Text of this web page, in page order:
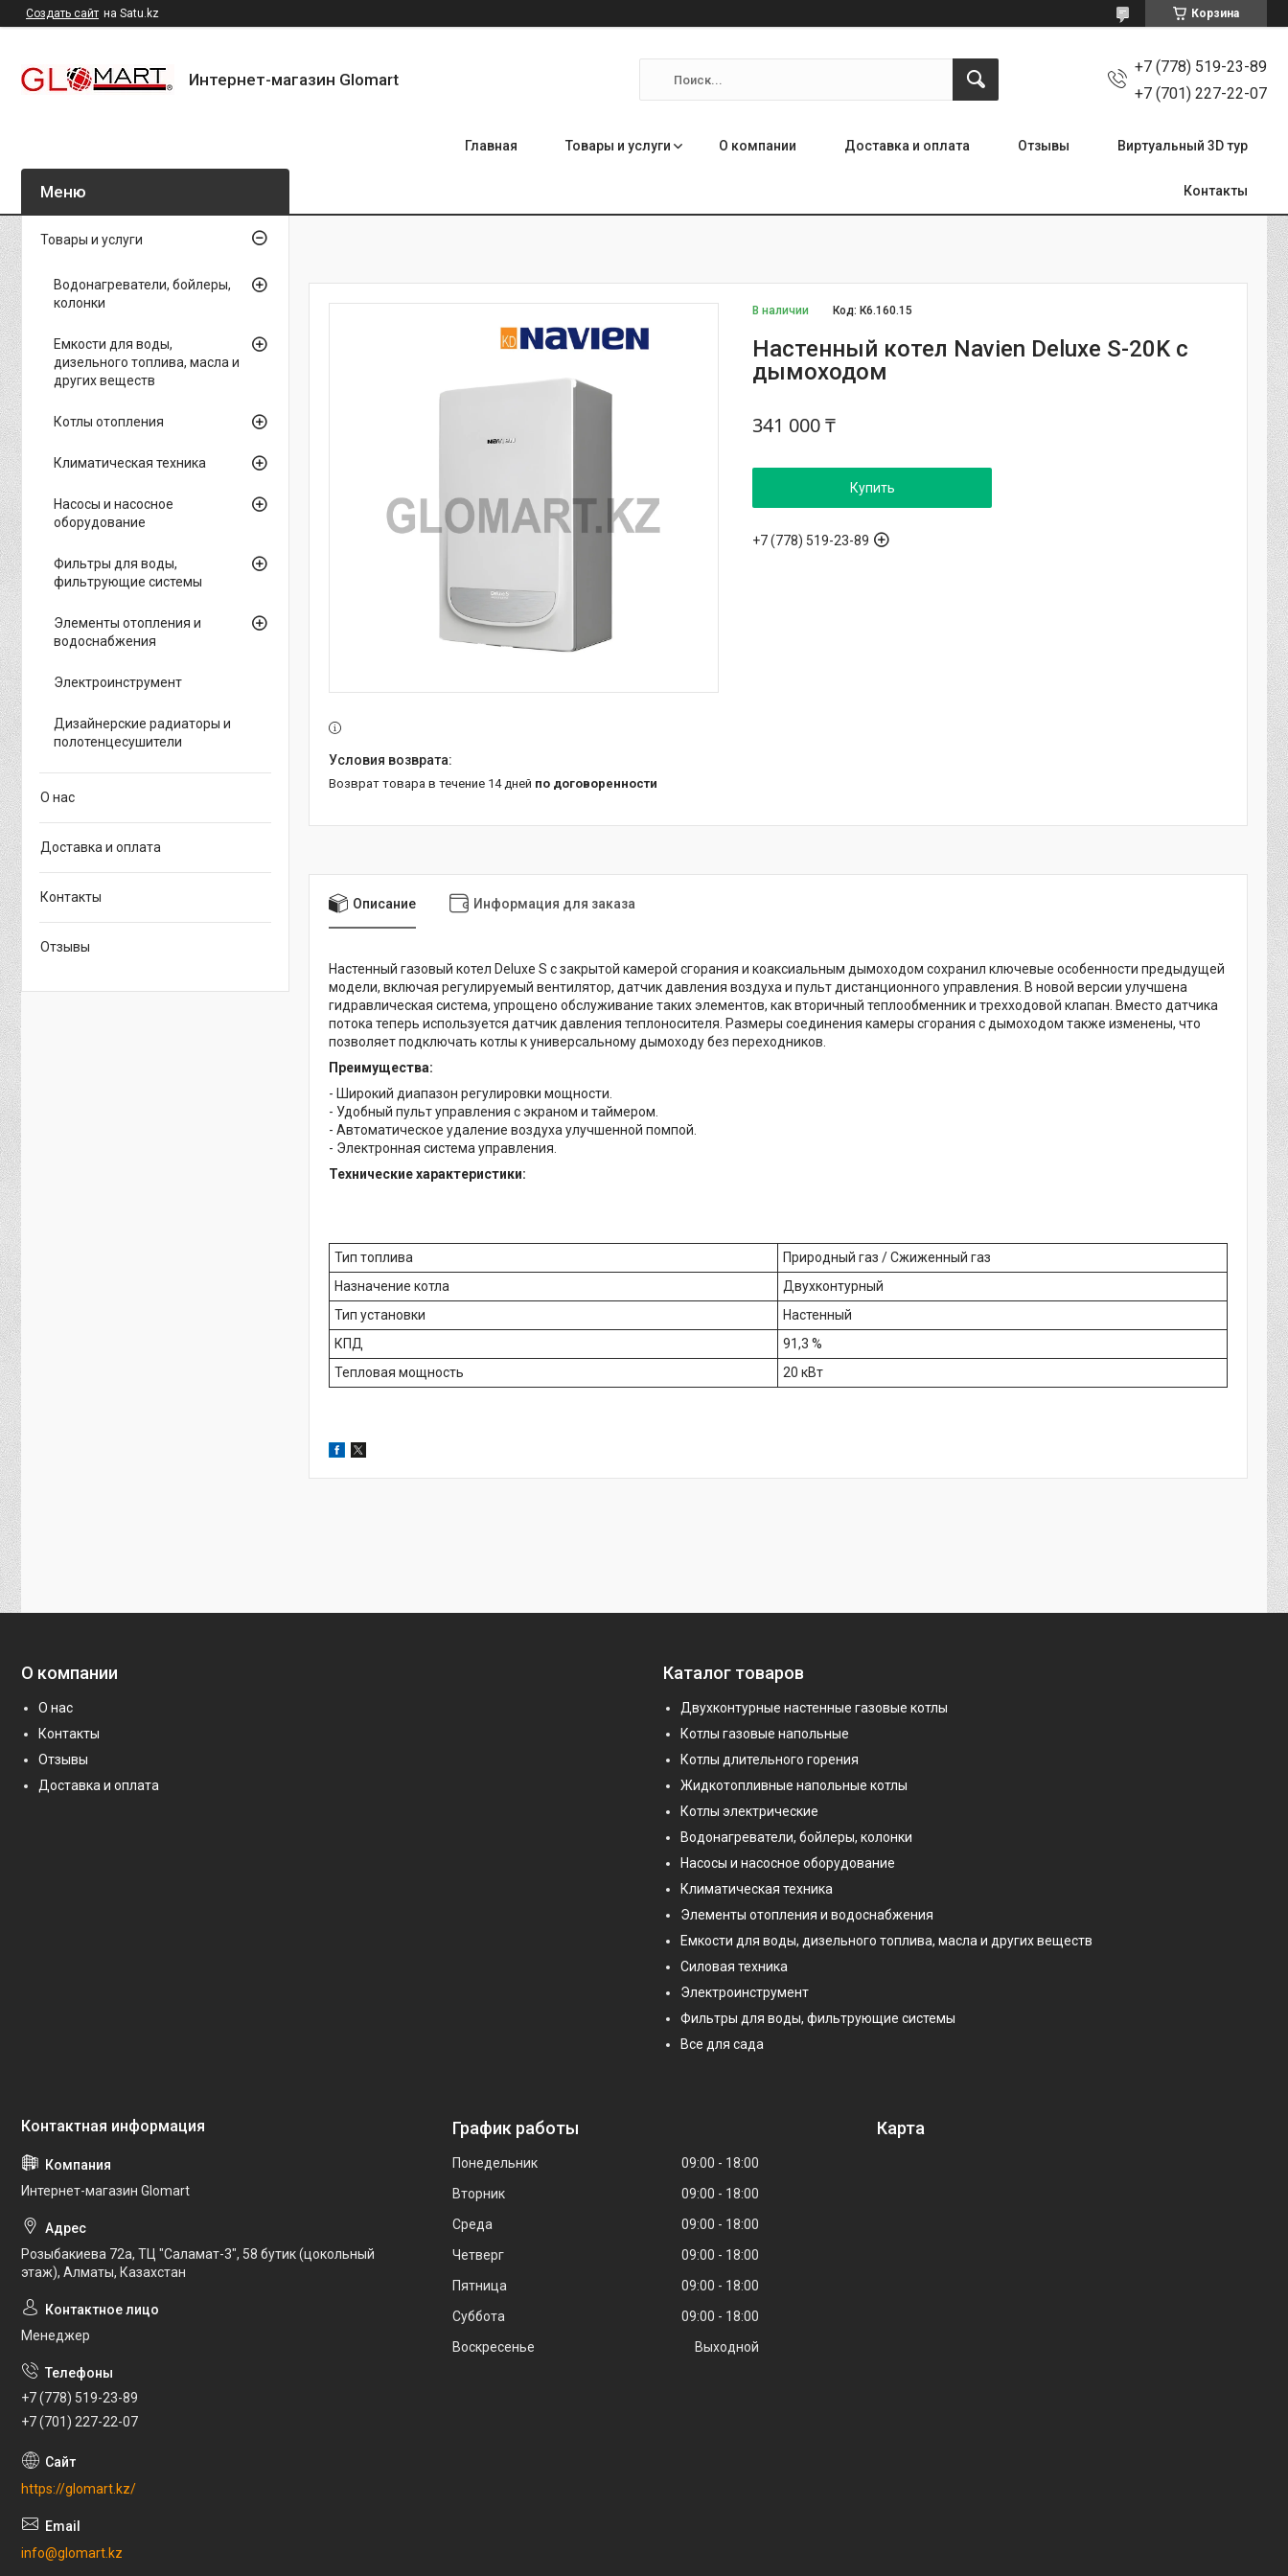
Создать сайт на Satu.kz Корзина
Интернет-магазин Glomart
+7 (778) 519-23-89
+7 (701) 227-22-07
Главная Товары и услуги О компании Доставка и оплата Отзывы Виртуальный 3D тур
Контакты
В наличии Код:К6.160.15
Настенный котел Navien Deluxe S-20K с
дымоходом
341 000 ₸
Купить
+7 (778) 519-23-89
возврат товара в течение 14 дней по договоренности
Описание Информация для заказа
Настенный газовый котел Deluxe S с закрытой камерой сгорания и коаксиальным дымоходом сохранил ключевые особенности предыдущей
модели, включая регулируемый вентилятор, датчик давления воздуха и пульт дистанционного управления. В новой версии улучшена
гидравлическая система, упрощено обслуживание таких элементов, как вторичный теплообменник и трехходовой клапан. Вместо датчика
потока теперь используется датчик давления теплоносителя. Размеры соединения камеры сгорания с дымоходом также изменены, что
позволяет подключать котлы к универсальному дымоходу без переходников.
Преимущества:
- Широкий диапазон регулировки мощности.
- Удобный пульт управления с экраном и таймером.
- Автоматическое удаление воздуха улучшенной помпой.
- Электронная система управления.
Технические характеристики:
Тип топлива
Природный газ / Сжиженный газ
Назначение котла
Двухконтурный
Тип установки
Настенный
КПД
91,3 %
Тепловая мощность
20 кВт
Товары и услуги
Водонагреватели, бойлеры,
колонки
Емкости для воды,
дизельного топлива, масла и
других веществ
Котлы отопления
Климатическая техника
Насосы и насосное
оборудование
Фильтры для воды,
фильтрующие системы
Элементы отопления и
водоснабжения
Электроинструмент
Дизайнерские радиаторы и
полотенцесушители
О нас
Доставка и оплата
Контакты
Отзывы
О компании
О нас
Контакты
Отзывы
Доставка и оплата
Каталог товаров
Двухконтурные настенные газовые котлы
Котлы газовые напольные
Котлы длительного горения
Жидкотопливные напольные котлы
Котлы электрические
Водонагреватели, бойлеры, колонки
Насосы и насосное оборудование
Климатическая техника
Элементы отопления и водоснабжения
Емкости для воды, дизельного топлива, масла и других веществ
Силовая техника
Электроинструмент
Фильтры для воды, фильтрующие системы
Все для сада
Интернет-магазин Glomart
Розыбакиева 72а, ТЦ "Саламат-3", 58 бутик (цокольный
этаж), Алматы, Казахстан
Менеджер
+7 (778) 519-23-89
+7 (701) 227-22-07
https://glomart.kz/
info@glomart.kz
График работы
Понедельник 09:00
18:00
Вторник
09:00
18:00
Среда
09:00
18:00
Четверг
09:00
18:00
Пятница
09:00
18:00
Суббота
09:00
18:00
Воскресенье
Выходной
Карта